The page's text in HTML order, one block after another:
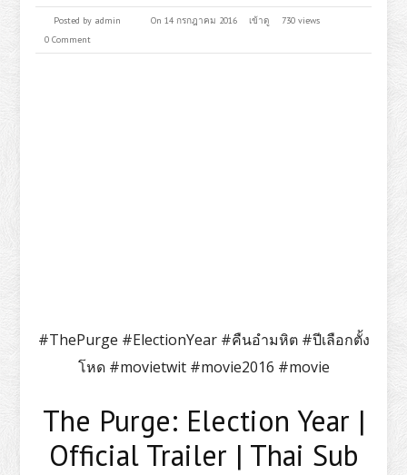
Posted by admin On 14 กรกฎาคม 2016 เข้าดู
730 views
0 Comment
#ThePurge #ElectionYear #คืนอำมหิต #ปีเลือกตั้ง
โหด #movietwit #movie2016 #movie
The Purge: Election Year |
Official Trailer | Thai Sub